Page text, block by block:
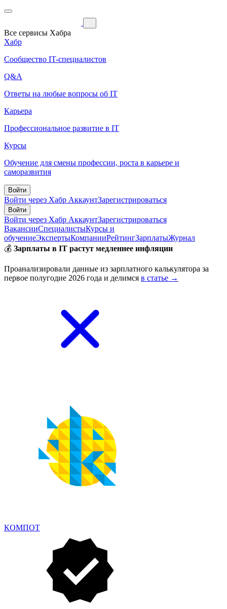
Все сервисы Хабра
Хабр
Сообщество IT-специалистов
Q&A
Ответы на любые вопросы об IT
Карьера
Профессиональное развитие в IT
Курсы
Обучение для смены профессии, роста в карьере и
саморазвития
Войти
Войти через Хабр АккаунтЗарегистрироваться
Войти
Войти через Хабр АккаунтЗарегистрироваться
ВакансииСпециалистыКурсы и
обучениеЭкспертыКомпанииРейтингЗарплатыЖурнал
💰 Зарплаты в IT растут медленнее инфляции
Проанализировали данные из зарплатного калькулятора за
первое полугодие 2026 года и делимся в статье →
КОМПОТ